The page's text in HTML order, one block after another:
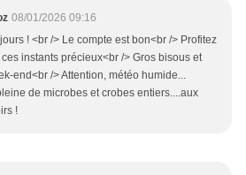
08/01/2026 09:16
jours ! <br /> Le compte est bon<br /> Profitez
instants précieux<br /> Gros bisous et
end<br /> Attention, météo humide...
de microbes et crobes entiers....aux
!